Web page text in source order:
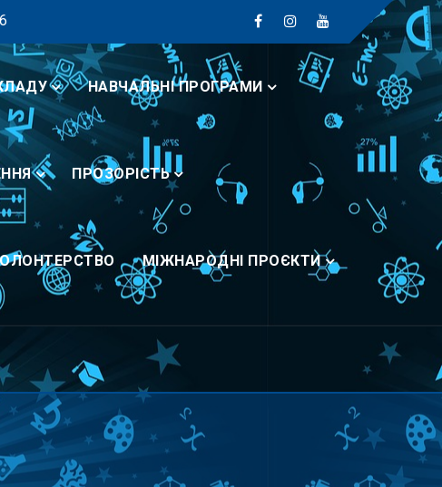
НАВЧАЛЬНІ ПРОГРАМИ
ПРОЗОРІСТЬ
МІЖНАРОДНІ ПРОЄКТИ